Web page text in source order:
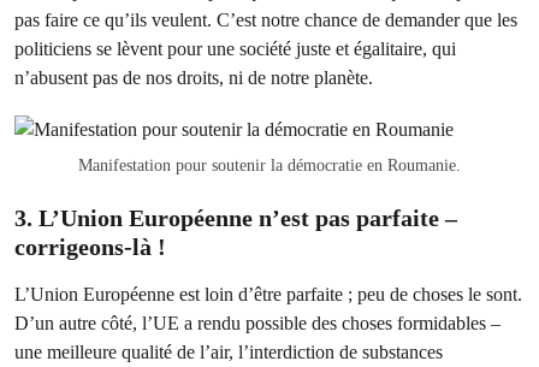
pas faire ce qu’ils veulent. C’est notre chance de demander que les
politiciens se lèvent pour une société juste et égalitaire, qui
n’abusent pas de nos droits, ni de notre planète.
Manifestation pour soutenir la démocratie en Roumanie.
3. L’Union Européenne n’est pas parfaite –
corrigeons-là !
L’Union Européenne est loin d’être parfaite ; peu de choses le sont.
D’un autre côté, l’UE a rendu possible des choses formidables –
une meilleure qualité de l’air, l’interdiction de substances